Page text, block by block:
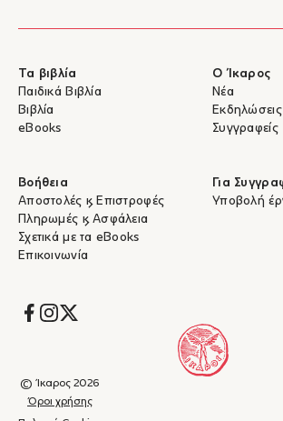
Τα βιβλία
Παιδικά Βιβλία
Βιβλία
eBooks
Ο Ίκαρος
Νέα
Εκδηλώσεις
Συγγραφείς
Βοήθεια
Αποστολές & Επιστροφές
Πληρωμές & Ασφάλεια
Σχετικά με τα eBooks
Επικοινωνία
Για
Υποβολή
Socials
© Ίκαρος 2026
Όροι χρήσης